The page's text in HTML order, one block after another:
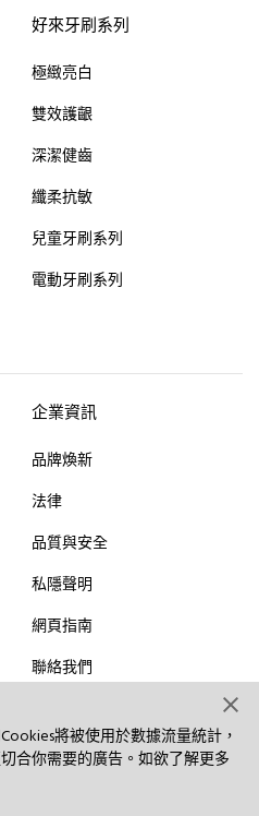
將被使用於數據流量統計，
合你需要的廣告。如欲了解更多
好來牙刷系列
極緻亮白
雙效護齦
深潔健齒
纖柔抗敏
兒童牙刷系列
電動牙刷系列
企業資訊
品牌煥新
法律
品質與安全
私隱聲明
網頁指南
聯絡我們
All rights reserved.